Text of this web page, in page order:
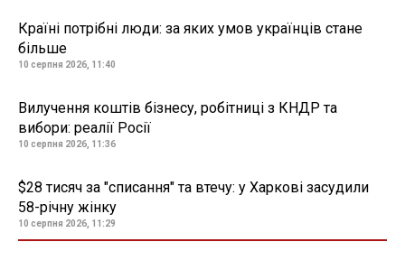
Країні потрібні люди: за яких умов українців стане
більше
10 серпня 2026, 11:40
Вилучення коштів бізнесу, робітниці з КНДР та
вибори: реалії Росії
10 серпня 2026, 11:36
$28 тисяч за "списання" та втечу: у Харкові засудили
58-річну жінку
10 серпня 2026, 11:29